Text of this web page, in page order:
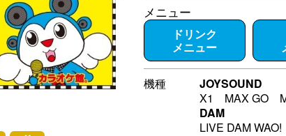
メニュー
ドリンク
メニュー
機種
JOYSOUND
X1 MAX GO
DAM
LIVE DAM